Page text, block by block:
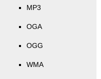
MP3
OGA
OGG
WMA